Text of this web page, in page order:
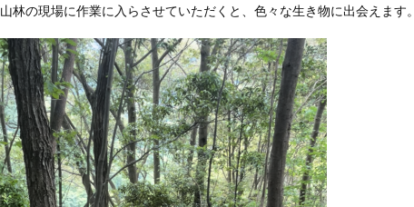
山林の現場に作業に入らさせていただくと、色々な生き物に出会えます。